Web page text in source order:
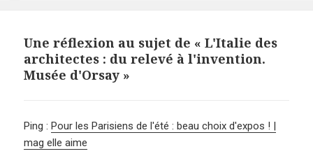
Une réflexion au sujet de « L'Italie des
architectes : du relevé à l'invention.
Musée d'Orsay »
Ping :Pour les Parisiens de l'été : beau choix d'expos ! |
mag elle aime